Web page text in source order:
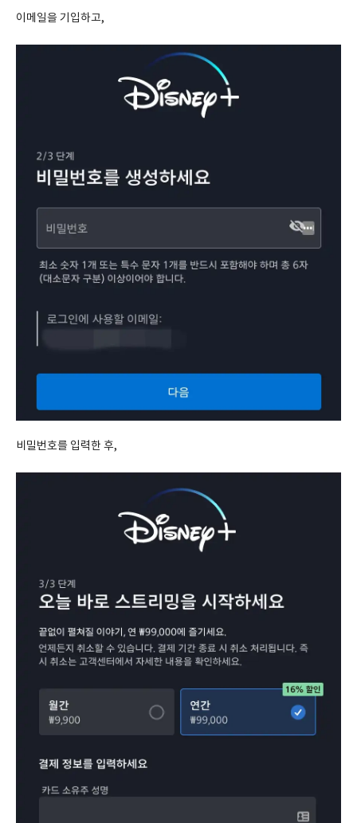
이메일을 기입하고,
비밀번호를 입력한 후,